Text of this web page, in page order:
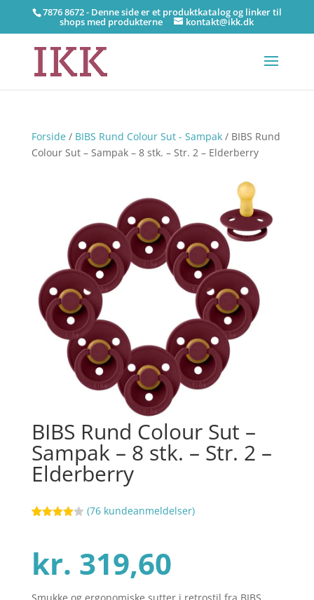
7876 8672 - Denne side er et produktkatalog og linker til
shops med produkterne kontakt@ikk.dk
Forside/ BIBS Rund Colour Sut - Sampak/ BIBS Rund
Colour Sut – Sampak – 8 stk. – Str. 2 – Elderberry
BIBS Rund Colour Sut –
Sampak – 8 stk. – Str. 2 –
Elderberry
baseret
på
kundebed
er
(76 kundeanmeldelser)
kr. 319,60